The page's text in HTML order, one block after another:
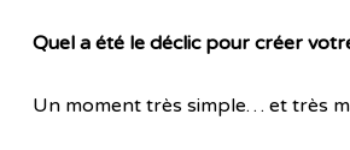
Quel a été le déclic pour créer
Un moment très simple… et très